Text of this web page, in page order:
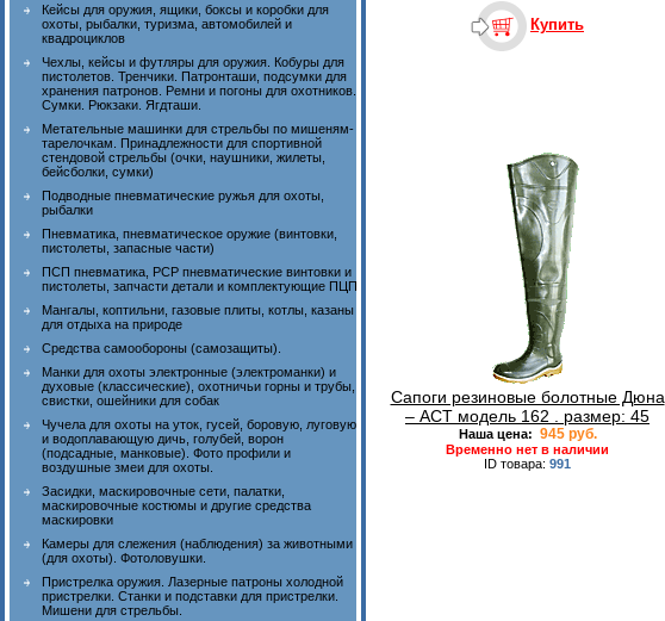
Кейсы для оружия, ящики, боксы и коробки для
охоты, рыбалки, туризма, автомобилей и
квадроциклов
Чехлы, кейсы и футляры для оружия. Кобуры для
пистолетов. Тренчики. Патронташи, подсумки для
хранения патронов. Ремни и погоны для охотников.
Сумки. Рюкзаки. Ягдташи.
Метательные машинки для стрельбы по мишеням-
тарелочкам. Принадлежности для спортивной
стендовой стрельбы (очки, наушники, жилеты,
бейсболки, сумки)
Подводные пневматические ружья для охоты,
рыбалки
Пневматика, пневматическое оружие (винтовки,
пистолеты, запасные части)
ПСП пневматика, PCP пневматические винтовки и
пистолеты, запчасти детали и комплектующие ПЦП
Мангалы, коптильни, газовые плиты, котлы, казаны
для отдыха на природе
Средства самообороны (самозащиты).
Манки для охоты электронные (электроманки) и
духовые (классические), охотничьи горны и трубы,
свистки, ошейники для собак
Чучела для охоты на уток, гусей, боровую, луговую
и водоплавающую дичь, голубей, ворон
(подсадные, манковые). Фото профили и
воздушные змеи для охоты.
Засидки, маскировочные сети, палатки,
маскировочные костюмы и другие средства
маскировки
Камеры для слежения (наблюдения) за животными
(для охоты). Фотоловушки.
Пристрелка оружия. Лазерные патроны холодной
пристрелки. Станки и подставки для пристрелки.
Мишени для стрельбы.
Купить
Сапоги резиновые болотные Дюна
– АСТ модель 162 . размер: 45
Наша цена: 945 руб.
Временно нет в наличии
ID товара: 991